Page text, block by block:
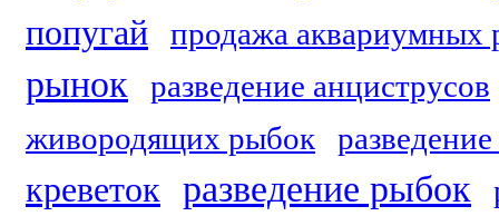
попугай продажа аквариумных
рынок
разведение анциструсов
живородящих рыбок
креветок разведение рыбок